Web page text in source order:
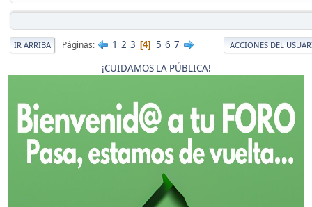
IR ARRIBA Páginas 1 2 3 4 5 6 7 ACCIONES DEL
¡CUIDAMOS LA PÚBLICA!